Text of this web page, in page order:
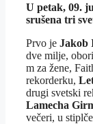
U petak, 09.
srušena tri
Prvo je Jakob
dve milje,
m za žene,
rekorderku,
drugi svetski
Lamecha
večeri, u